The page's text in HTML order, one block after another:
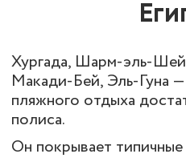
Хургада, Шарм-эль-
Макади-Бей, Эль-Гуна
пляжного отдыха
полиса.
Он покрывает